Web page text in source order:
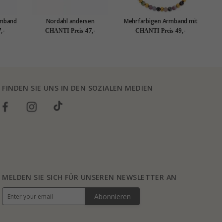
Nordahl andersen
schwarzem onyx armband
CHANTI Preis 47,-
Mehrfarbigen Armband mit
Turmalin - Loom Stones
CHANTI Preis 49,-
FINDEN SIE UNS IN DEN SOZIALEN MEDIEN
MELDEN SIE SICH FÜR UNSEREN NEWSLETTER AN
Abonnieren